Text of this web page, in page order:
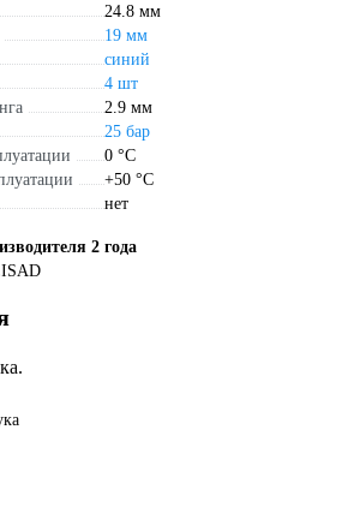
24.8 мм
19 мм
синий
4 шт
2.9 мм
25 бар
0 °С
+50 °С
нет
2 года